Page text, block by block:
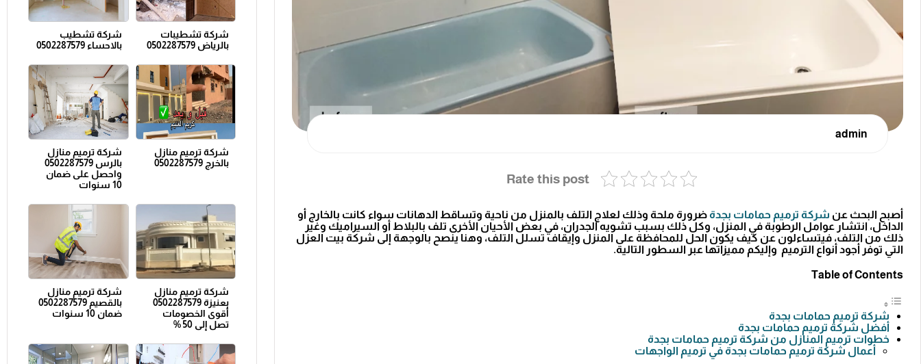
admin
Rate this post
أصبح البحث عن شركة ترميم حمامات بجدة ضرورة ملحة وذلك لعلاج التلف بالمنزل من ناحية وتساقط الدهانات سواء كانت بالخارج أو
الداخل، انتشار عوامل الرطوبة في المنزل، وكل ذلك بسبب تشويه الجدران، في بعض الأحيان الأخرى تلف بالبلاط أو السيراميك وغير
ذلك من التلف، فيتساءلون عن كيف يكون الحل للمحافظة على المنزل وإيقاف تسلل التلف، وهنا ينصح بالوجهة إلى شركة بيت العزل
التي توفر أجود أنواع الترميم وإليكم مميزاتها عبر السطور التالية.
Table of Contents
شركة ترميم حمامات بجدة
أفضل شركة ترميم حمامات بجدة
خطوات ترميم المنازل من شركة ترميم حمامات بجدة
أعمال شركة ترميم حمامات بجدة في ترميم الواجهات
شركة تشطيبات
بالرياض 0502287579
شركة تشطيب
بالاحساء 0502287579
شركة ترميم منازل
بالخرج 0502287579
شركة ترميم منازل
بالرس 0502287579
واحصل على ضمان
10 سنوات
شركة ترميم منازل
بعنيزة 0502287579
أقوى الخصومات
تصل إلى 50 %
شركة ترميم منازل
بالقصيم 0502287579
ضمان 10 سنوات